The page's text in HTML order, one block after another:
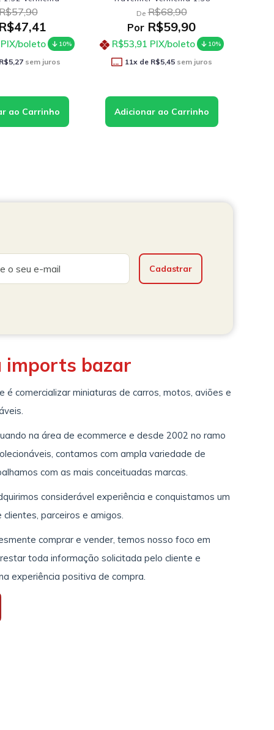
PIX/boleto
De R$68,90
Por R$59,90
R$53,91 PIX/boleto 10%
11x de R$5,45sem juros
imports bazar
é comercializar miniaturas de carros, motos, aviões e
na área de ecommerce e desde 2002 no ramo
contamos com ampla variedade de
com as mais conceituadas marcas.
considerável experiência e conquistamos um
clientes, parceiros e amigos.
comprar e vender, temos nosso foco em
toda informação solicitada pelo cliente e
experiência positiva de compra.